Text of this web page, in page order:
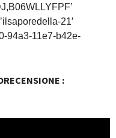
21′
94a3-11e7-b42e-
: